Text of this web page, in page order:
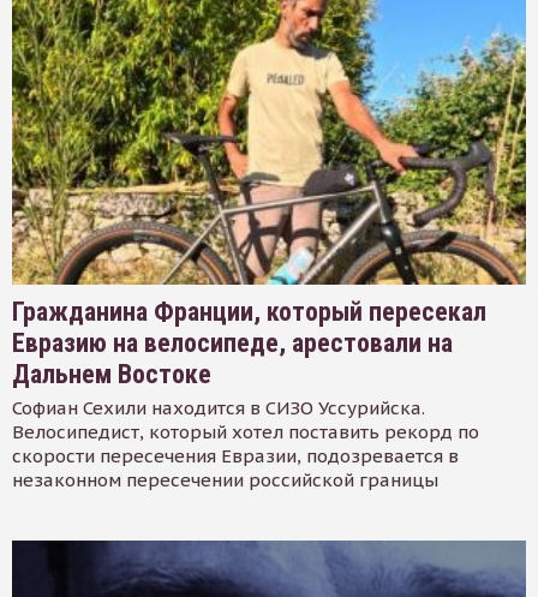
Гражданина Франции, который пересекал
Евразию на велосипеде, арестовали на
Дальнем Востоке
Софиан Сехили находится в СИЗО Уссурийска.
Велосипедист, который хотел поставить рекорд по
скорости пересечения Евразии, подозревается в
незаконном пересечении российской границы